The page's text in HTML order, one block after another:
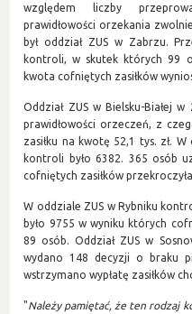
względem liczby
prawidłowości orzekania
był oddział ZUS w Zabrzu.
kontroli, w skutek których 99
kwota cofniętych zasiłków
Oddział ZUS w Bielsku-Białej
prawidłowości orzeczeń, z
zasiłku na kwotę 52,1 tys. zł.
kontroli było 6382. 365 osób
cofniętych zasiłków przekroczyła
W oddziale ZUS w Rybniku
było 9755 w wyniku których
89 osób. Oddział ZUS w
wydano 148 decyzji o braku
wstrzymano wypłatę zasiłków
"Należy pamiętać, że ten rodzaj